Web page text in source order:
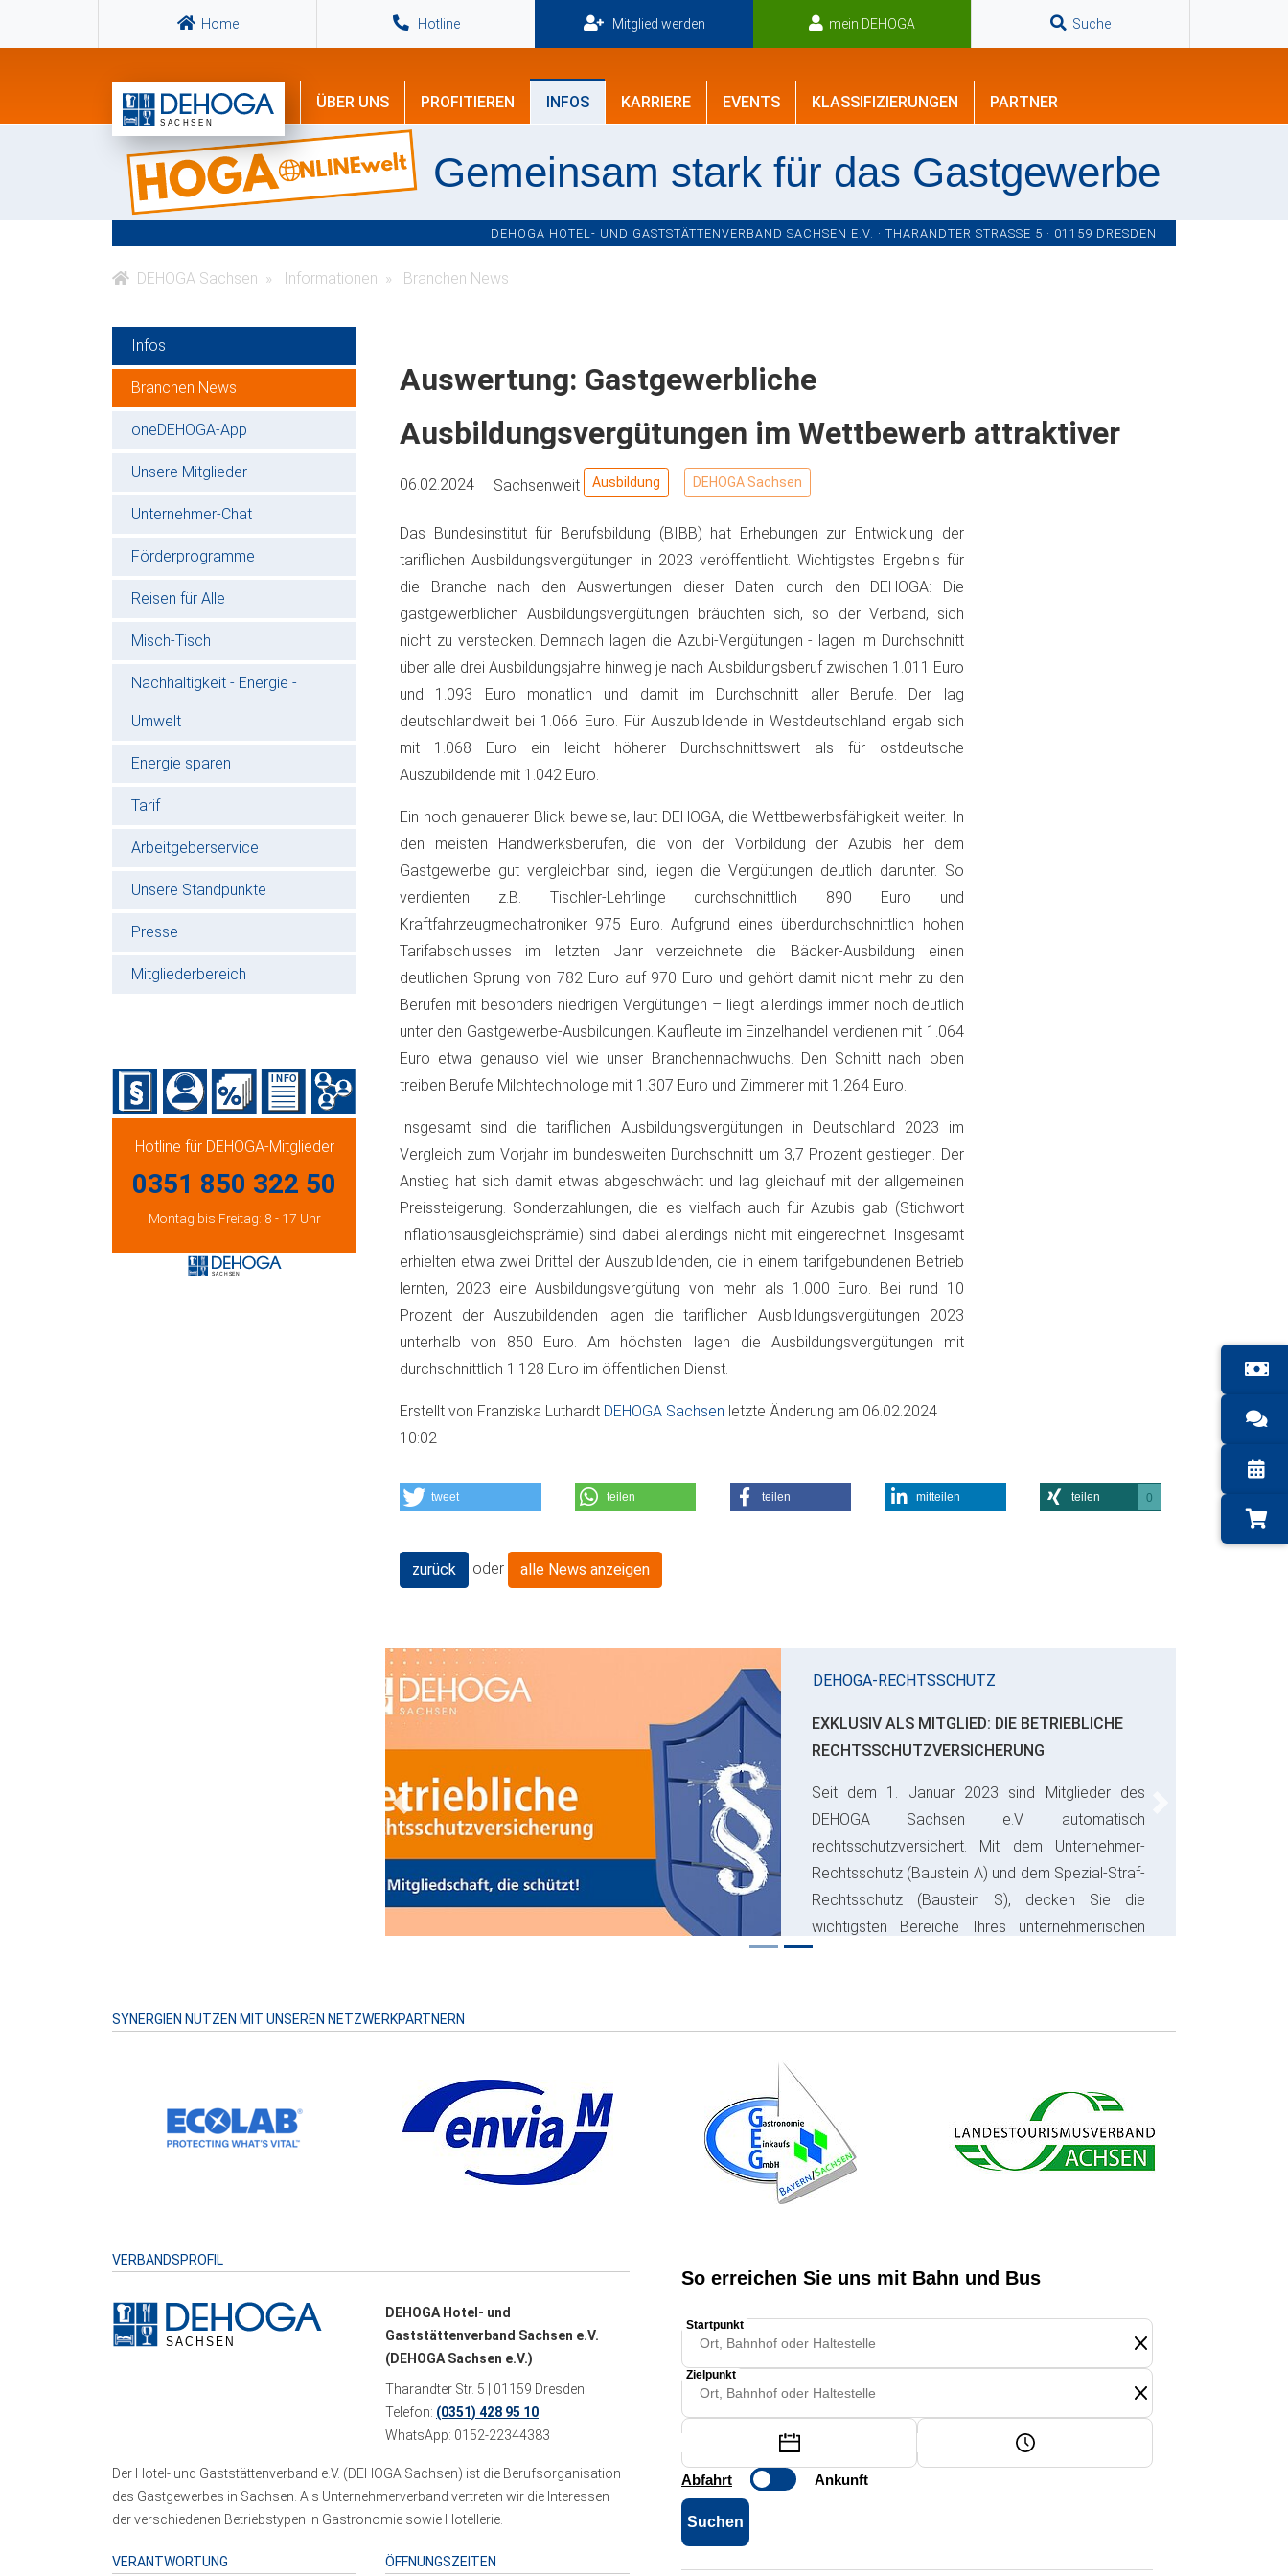
Home Hotline Mitglied werden mein DEHOGA Suche
ÜBER UNS PROFITIEREN INFOS KARRIERE EVENTS KLASSIFIZIERUNGEN PARTNER
Gemeinsam stark für das Gastgewerbe
DEHOGA HOTEL- UND GASTSTÄTTENVERBAND SACHSEN E.V. · THARANDTER STRASSE 5 · 01159 DRESDEN
DEHOGA Sachsen Informationen Branchen News
Infos
Branchen News
oneDEHOGA-App
Unsere Mitglieder
Unternehmer-Chat
Förderprogramme
Reisen für Alle
Misch-Tisch
Nachhaltigkeit - Energie -
Umwelt
Energie sparen
Tarif
Arbeitgeberservice
Unsere Standpunkte
Presse
Mitgliederbereich
Hotline für DEHOGA-Mitglieder
0351 850 322 50
Montag bis Freitag: 8 - 17 Uhr
Auswertung: Gastgewerbliche
Ausbildungsvergütungen im Wettbewerb attraktiver
06.02.2024 Sachsenweit Ausbildung DEHOGA Sachsen
Das Bundesinstitut für Berufsbildung (BIBB) hat Erhebungen zur Entwicklung der
tariflichen Ausbildungsvergütungen in 2023 veröffentlicht. Wichtigstes Ergebnis für
die Branche nach den Auswertungen dieser Daten durch den DEHOGA: Die
gastgewerblichen Ausbildungsvergütungen bräuchten sich, so der Verband, sich
nicht zu verstecken. Demnach lagen die Azubi-Vergütungen - lagen im Durchschnitt
über alle drei Ausbildungsjahre hinweg je nach Ausbildungsberuf zwischen 1.011 Euro
und 1.093 Euro monatlich und damit im Durchschnitt aller Berufe. Der lag
deutschlandweit bei 1.066 Euro. Für Auszubildende in Westdeutschland ergab sich
mit 1.068 Euro ein leicht höherer Durchschnittswert als für ostdeutsche
Auszubildende mit 1.042 Euro.
Ein noch genauerer Blick beweise, laut DEHOGA, die Wettbewerbsfähigkeit weiter. In
den meisten Handwerksberufen, die von der Vorbildung der Azubis her dem
Gastgewerbe gut vergleichbar sind, liegen die Vergütungen deutlich darunter. So
verdienten z.B. Tischler-Lehrlinge durchschnittlich 890 Euro und
Kraftfahrzeugmechatroniker 975 Euro. Aufgrund eines überdurchschnittlich hohen
Tarifabschlusses im letzten Jahr verzeichnete die Bäcker-Ausbildung einen
deutlichen Sprung von 782 Euro auf 970 Euro und gehört damit nicht mehr zu den
Berufen mit besonders niedrigen Vergütungen – liegt allerdings immer noch deutlich
unter den Gastgewerbe-Ausbildungen. Kaufleute im Einzelhandel verdienen mit 1.064
Euro etwa genauso viel wie unser Branchennachwuchs. Den Schnitt nach oben
treiben Berufe Milchtechnologe mit 1.307 Euro und Zimmerer mit 1.264 Euro.
Insgesamt sind die tariflichen Ausbildungsvergütungen in Deutschland 2023 im
Vergleich zum Vorjahr im bundesweiten Durchschnitt um 3,7 Prozent gestiegen. Der
Anstieg hat sich damit etwas abgeschwächt und lag gleichauf mit der allgemeinen
Preissteigerung. Sonderzahlungen, die es vielfach auch für Azubis gab (Stichwort
Inflationsausgleichsprämie) sind dabei allerdings nicht mit eingerechnet. Insgesamt
erhielten etwa zwei Drittel der Auszubildenden, die in einem tarifgebundenen Betrieb
lernten, 2023 eine Ausbildungsvergütung von mehr als 1.000 Euro. Bei rund 10
Prozent der Auszubildenden lagen die tariflichen Ausbildungsvergütungen 2023
unterhalb von 850 Euro. Am höchsten lagen die Ausbildungsvergütungen mit
durchschnittlich 1.128 Euro im öffentlichen Dienst.
Erstellt von Franziska Luthardt DEHOGA Sachsen letzte Änderung am 06.02.2024
10:02
tweet teilen teilen mitteilen teilen 0
zurück oder alle News anzeigen
DEHOGA-RECHTSSCHUTZ
EXKLUSIV ALS MITGLIED: DIE BETRIEBLICHE
RECHTSSCHUTZVERSICHERUNG
Seit dem 1. Januar 2023 sind Mitglieder des
DEHOGA Sachsen e.V. automatisch
rechtsschutzversichert. Mit dem Unternehmer-
Rechtsschutz (Baustein A) und dem Spezial-Straf-
Rechtsschutz (Baustein S), decken Sie die
wichtigsten Bereiche Ihres unternehmerischen
Risikos ab und sparen bares Geld.
Previous
SYNERGIEN NUTZEN MIT UNSEREN NETZWERKPARTNERN
VERBANDSPROFIL
DEHOGA Hotel- und
Gaststättenverband Sachsen e.V.
(DEHOGA Sachsen e.V.)
Tharandter Str. 5 | 01159 Dresden
Telefon: (0351) 428 95 10
WhatsApp: 0152-22344383
Der Hotel- und Gaststättenverband e.V. (DEHOGA Sachsen) ist die Berufsorganisation
des Gastgewerbes in Sachsen. Als Unternehmerverband vertreten wir die Interessen
der verschiedenen Betriebstypen in Gastronomie sowie Hotellerie.
VERANTWORTUNG ÖFFNUNGSZEITEN